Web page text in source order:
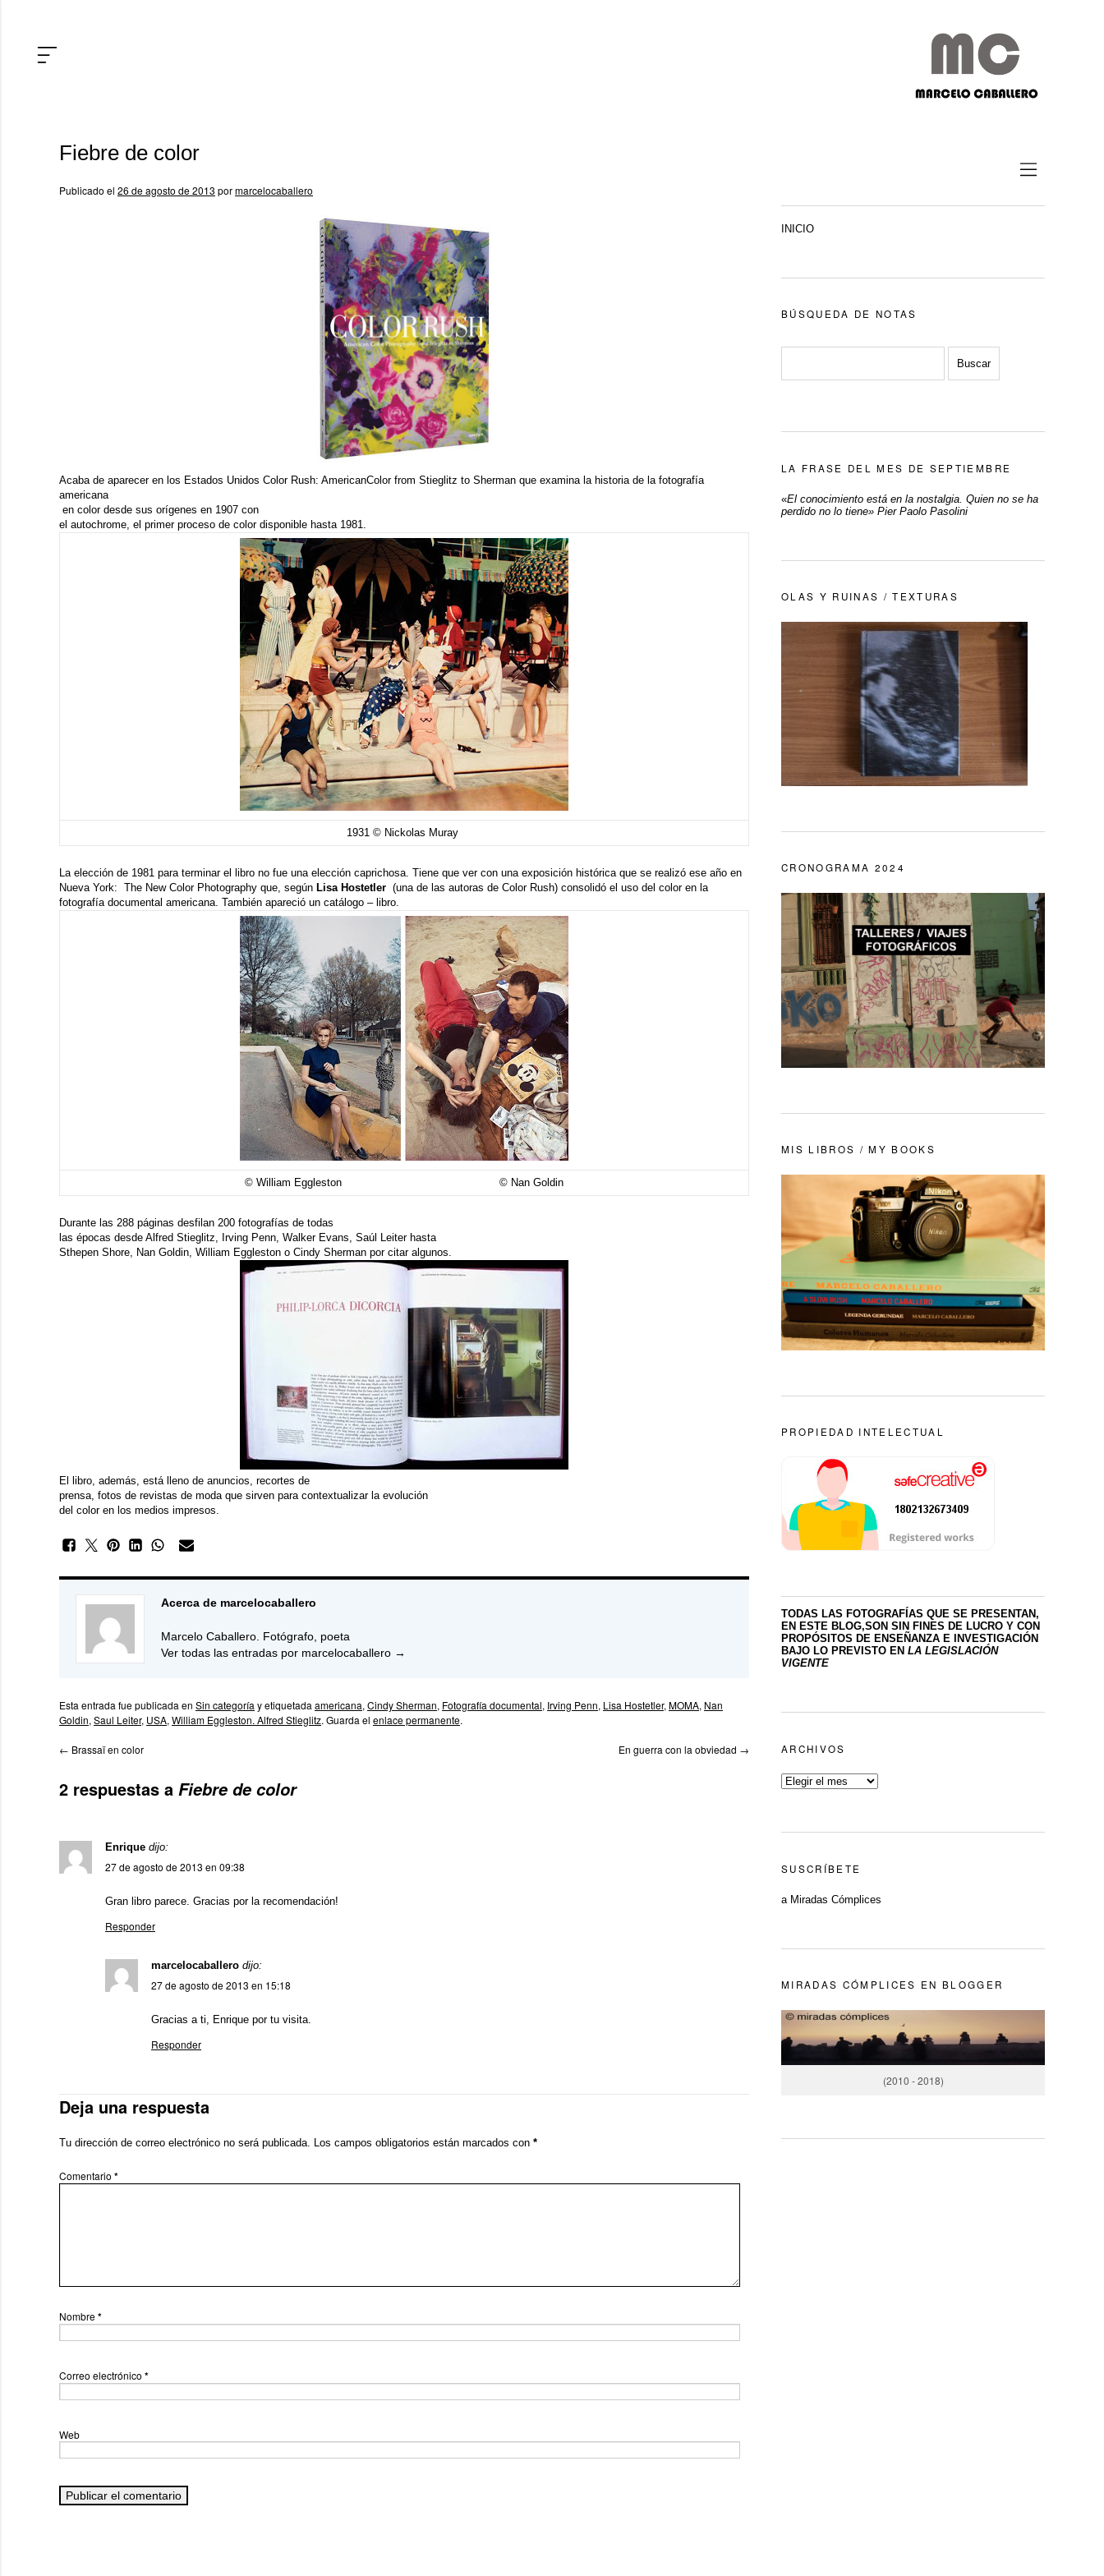
Fiebre de color
Publicado el 26 de agosto de 2013 pormarcelocaballero
Acaba de aparecer en los Estados Unidos Color Rush: AmericanColor from Stieglitz to Sherman que examina la historia de la fotografía
americana
en color desde sus orígenes en 1907 con
el autochrome, el primer proceso de color disponible hasta 1981.
1931 © Nickolas Muray
La elección de 1981 para terminar el libro no fue una elección caprichosa. Tiene que ver con una exposición histórica que se realizó ese año en
Nueva York: The New Color Photography que, según Lisa Hostetler (una de las autoras de Color Rush) consolidó el uso del color en la
fotografía documental americana. También apareció un catálogo – libro
© William Eggleston © Nan Goldin
Durante las 288 páginas desfilan 200 fotografías de todas
las épocas desde Alfred Stieglitz, Irving Penn, Walker Evans, Saúl Leiter hasta
Sthepen Shore, Nan Goldin, William Eggleston o Cindy Sherman por citar algunos.
El libro, además, está lleno de anuncios, recortes de
prensa, fotos de revistas de moda que sirven para contextualizar la evolución
del color en los medios impresos.
Acerca de marcelocaballero
Marcelo Caballero. Fotógrafo, poeta
Ver todas las entradas por marcelocaballero →
Esta entrada fue publicada en Sin categoría y etiquetada americana, Cindy Sherman, Fotografía documental, Irving Penn, Lisa Hostetler, MOMA, Nan
Goldin, Saul Leiter, USA, William Eggleston. Alfred Stieglitz. Guarda el enlace permanente.
← Brassaï en color En guerra con la obviedad →
2 respuestas a Fiebre de color
Enrique dijo:
27 de agosto de 2013 en 09:38
Gran libro parece. Gracias por la recomendación!
Responder
marcelocaballero dijo:
27 de agosto de 2013 en 15:18
Gracias a ti, Enrique por tu visita.
Responder
Deja una respuesta
Tu dirección de correo electrónico no será publicada. Los campos obligatorios están marcados con *
Comentario *
Nombre*
Correo electrónico *
Web
INICIO
BÚSQUEDA DE NOTAS
LA FRASE DEL MES DE SEPTIEMBRE
«El conocimiento está en la nostalgia. Quien no se ha
perdido no lo tiene» Pier Paolo Pasolini
OLAS Y RUINAS / TEXTURAS
CRONOGRAMA 2024
MIS LIBROS / MY BOOKS
PROPIEDAD INTELECTUAL
TODAS LAS FOTOGRAFÍAS QUE SE PRESENTAN,
EN ESTE BLOG,SON SIN FINES DE LUCRO Y CON
PROPÓSITOS DE ENSEÑANZA E INVESTIGACIÓN
BAJO LO PREVISTO EN LA LEGISLACIÓN
VIGENTE
ARCHIVOS
SUSCRÍBETE
a Miradas Cómplices
MIRADAS CÓMPLICES EN BLOGGER
(2010 - 2018)